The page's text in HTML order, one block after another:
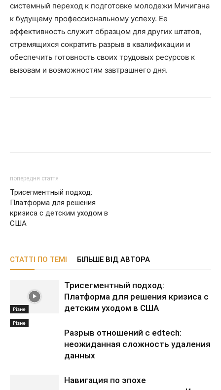
системный переход к подготовке молодежи Мичигана
к будущему профессиональному успеху. Ее
эффективность служит образцом для других штатов,
стремящихся сократить разрыв в квалификации и
обеспечить готовность своих трудовых ресурсов к
вызовам и возможностям завтрашнего дня.
попередня стаття
Трисегментный подход:
Платформа для решения
кризиса с детским уходом в
США
СТАТТІ ПО ТЕМІ БІЛЬШЕ ВІД АВТОРА
Різне
Трисегментный подход:
Платформа для решения кризиса с
детским уходом в США
Різне
Разрыв отношений с edtech:
неожиданная сложность удаления
данных
Навигация по эпохе